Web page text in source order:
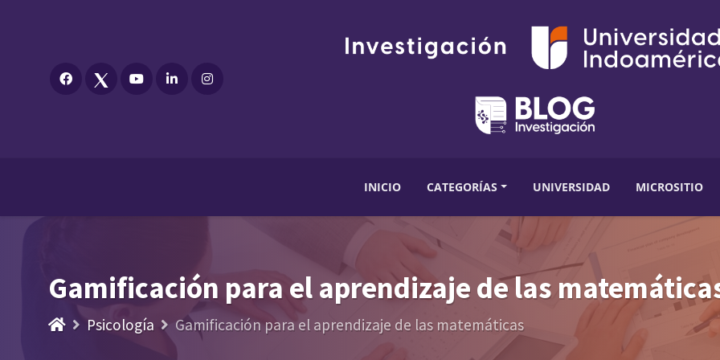
INICIO CATEGORÍAS UNIVERSIDAD MICROSITIO
Gamificación para el aprendizaje de las
Psicología Gamificación para el aprendizaje de las matemáticas